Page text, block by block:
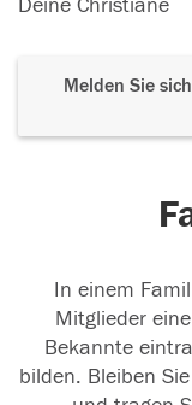
Deine Christiane
Melden Sie
In einem
Mitglieder
Bekannte
bilden. Bleiben